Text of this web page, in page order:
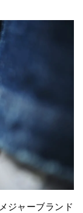
ジャーブランド